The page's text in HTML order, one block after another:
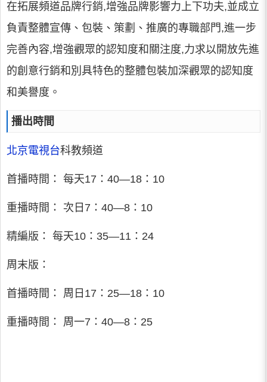
在拓展頻道品牌行銷,增強品牌影響力上下功夫,並成立
負責整體宣傳、包裝、策劃、推廣的專職部門,進一步
完善內容,增強觀眾的認知度和關注度,力求以開放先進
的創意行銷和別具特色的整體包裝加深觀眾的認知度
和美譽度。
播出時間
北京電視台科教頻道
首播時間： 每天17：40—18：10
重播時間： 次日7：40—8：10
精編版： 每天10：35—11：24
周末版：
首播時間： 周日17：25—18：10
重播時間： 周一7：40—8：25